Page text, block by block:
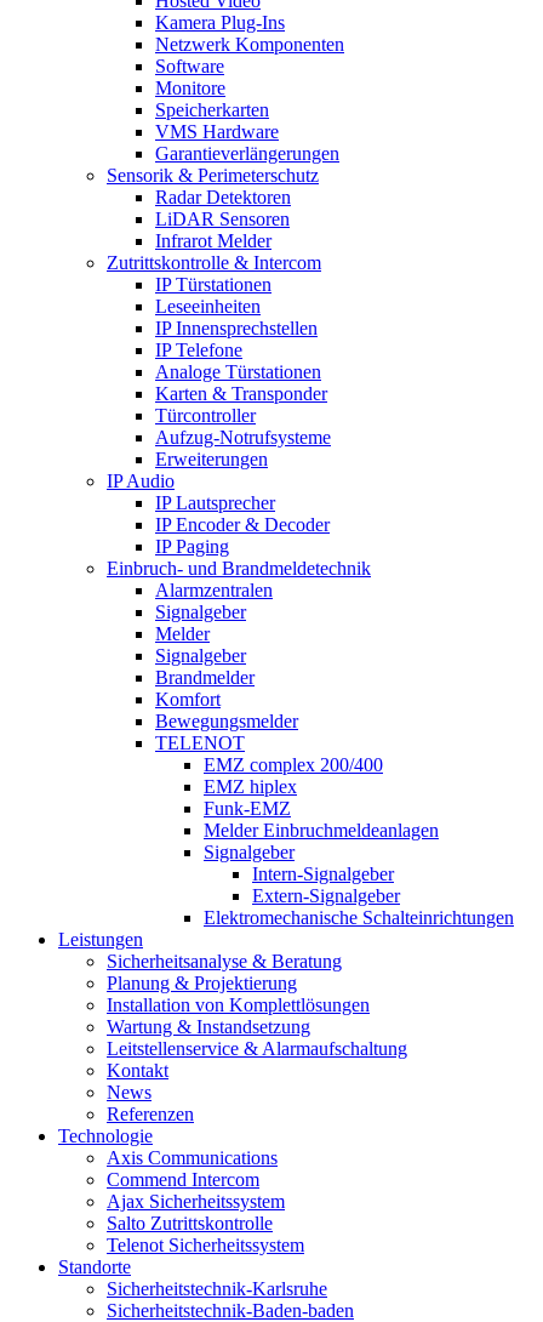
Kamera Plug-Ins
Netzwerk Komponenten
Software
Monitore
Speicherkarten
VMS Hardware
Garantieverlängerungen
Sensorik & Perimeterschutz
Radar Detektoren
LiDAR Sensoren
Infrarot Melder
Zutrittskontrolle & Intercom
IP Türstationen
Leseeinheiten
IP Innensprechstellen
IP Telefone
Analoge Türstationen
Karten & Transponder
Türcontroller
Aufzug-Notrufsysteme
Erweiterungen
IP Audio
IP Lautsprecher
IP Encoder & Decoder
IP Paging
Einbruch- und Brandmeldetechnik
Alarmzentralen
Signalgeber
Melder
Signalgeber
Brandmelder
Komfort
Bewegungsmelder
TELENOT
EMZ complex 200/400
EMZ hiplex
Funk-EMZ
Melder Einbruchmeldeanlagen
Signalgeber
Intern-Signalgeber
Extern-Signalgeber
Elektromechanische Schalteinrichtungen
Leistungen
Sicherheitsanalyse & Beratung
Planung & Projektierung​
Installation von Komplettlösungen
Wartung & Instandsetzung
Leitstellenservice & Alarmaufschaltung
Kontakt
News
Referenzen
Technologie
Axis Communications
Commend Intercom
Ajax Sicherheitssystem​
Salto Zutrittskontrolle
Telenot Sicherheitssystem
Standorte
Sicherheitstechnik-Karlsruhe
Sicherheitstechnik-Baden-baden